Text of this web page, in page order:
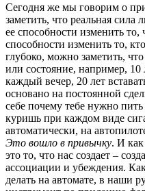
Сегодня же мы говорим о
заметить, что реальная
ее способности изменить
способности изменить то,
глубоко, можно заметить,
или состояние, например, 10
каждый вечер, 20 лет
основано на постоянной
себе почему тебе нужно
куришь при каждом виде
автоматически, на
Это вошло в привычку. И
это то, что нас создает –
ассоциации и убеждения.
делать на автомате, в наши